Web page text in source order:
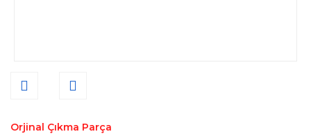
Orjinal Çıkma Parça